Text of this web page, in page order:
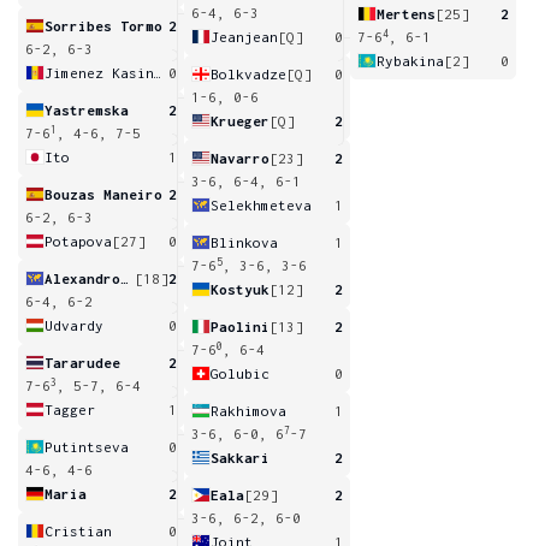
Sorribes Tormo 2
6-2, 6-3
0
Yastremska
2
7-6 1
, 4-6, 7-5
Ito
1
Bouzas Maneiro 2
6-2, 6-3
Potapova [27] 0
[18]2
6-4, 6-2
Udvardy
0
Tararudee
2
7-63
, 5-7, 6-4
Tagger
1
Putintseva
0
4-6, 4-6
Maria
2
Cristian
0
6-4, 6-3
Jeanjean [Q] 0
Bolkvadze [Q]
0
1-6, 0-6
Krueger [Q] 2
Navarro [23]
2
3-6, 6-4, 6-1
Selekhmeteva
1
Blinkova
1
7-6 5
, 3-6, 3-6
Kostyuk [12] 2
Paolini [13]
2
7-60
, 6-4
Golubic
0
Rakhimova
1
3-6, 6-0, 67-7
Sakkari
2
Eala[29]
2
3-6, 6-2, 6-0
Joint
1
Mertens [25]
2
7-64
, 6-1
Rybakina [2] 0